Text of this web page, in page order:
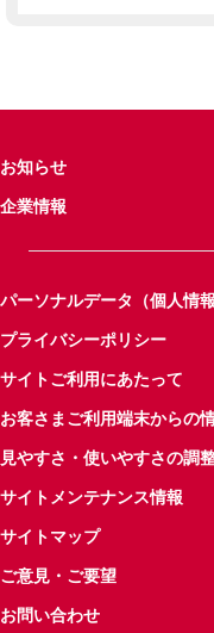
お知らせ
企業情報
パーソナルデータ（個人情
プライバシーポリシー
サイトご利用にあたって
お客さまご利用端末からの
見やすさ・使いやすさの調
サイトメンテナンス情報
サイトマップ
ご意見・ご要望
お問い合わせ